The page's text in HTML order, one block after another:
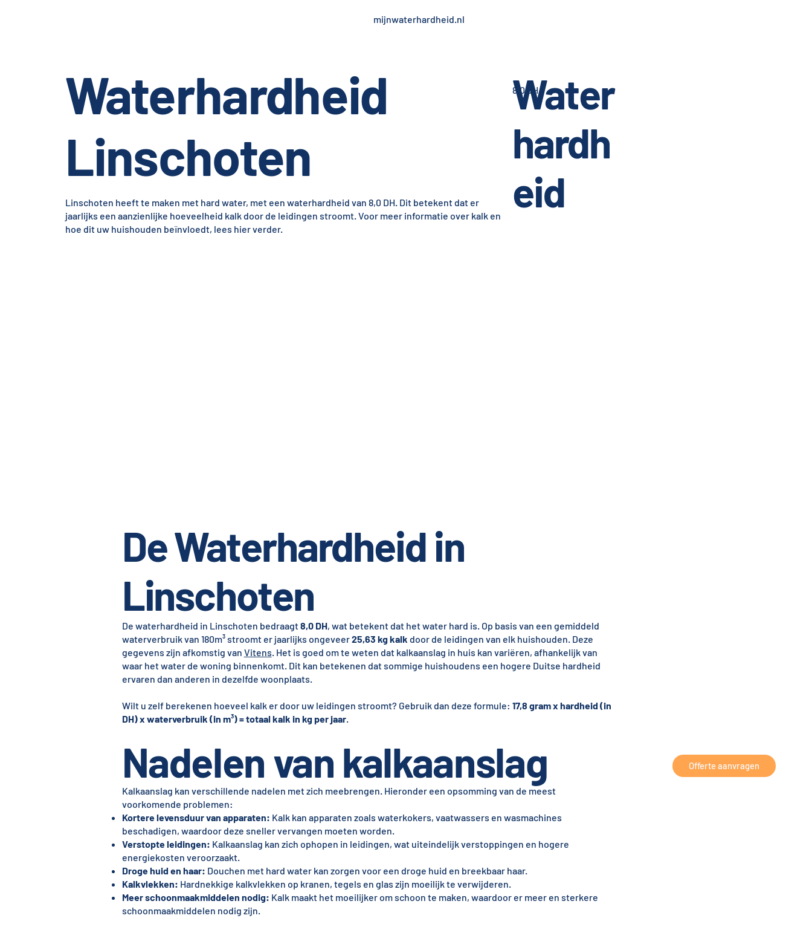
mijnwaterhardheid.nl
Waterhardheid
Linschoten
Linschoten heeft te maken met hard water, met een waterhardheid van 8,0 DH. Dit betekent dat er
jaarlijks een aanzienlijke hoeveelheid kalk door de leidingen stroomt. Voor meer informatie over kalk en
hoe dit uw huishouden beïnvloedt, lees hier verder.
Water
hardh
eid
8,0 dH
De Waterhardheid in
Linschoten
De waterhardheid in Linschoten bedraagt8,0 DH, wat betekent dat het water hard is. Op basis van een gemiddeld
waterverbruik van 180m³ stroomt er jaarlijks ongeveer25,63 kg kalk door de leidingen van elk huishouden. Deze
gegevens zijn afkomstig van Vitens. Het is goed om te weten dat kalkaanslag in huis kan variëren, afhankelijk van
waar het water de woning binnenkomt. Dit kan betekenen dat sommige huishoudens een hogere Duitse hardheid
ervaren dan anderen in dezelfde woonplaats.
Wilt u zelf berekenen hoeveel kalk er door uw leidingen stroomt? Gebruik dan deze formule: 17,8 gram x hardheid (in
DH) x waterverbruik (in m³) = totaal kalk in kg per jaar.
Nadelen van kalkaanslag
Kalkaanslag kan verschillende nadelen met zich meebrengen. Hieronder een opsomming van de meest
voorkomende problemen:
Kortere levensduur van apparaten: Kalk kan apparaten zoals waterkokers, vaatwassers en wasmachines
beschadigen, waardoor deze sneller vervangen moeten worden.
Verstopte leidingen: Kalkaanslag kan zich ophopen in leidingen, wat uiteindelijk verstoppingen en hogere
energiekosten veroorzaakt.
Droge huid en haar: Douchen met hard water kan zorgen voor een droge huid en breekbaar haar.
Kalkvlekken: Hardnekkige kalkvlekken op kranen, tegels en glas zijn moeilijk te verwijderen.
Meer schoonmaakmiddelen nodig: Kalk maakt het moeilijker om schoon te maken, waardoor er meer en sterkere
schoonmaakmiddelen nodig zijn.
Offerte aanvragen